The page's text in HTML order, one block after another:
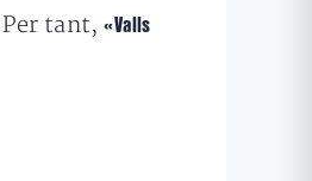
Per tant,«Valls